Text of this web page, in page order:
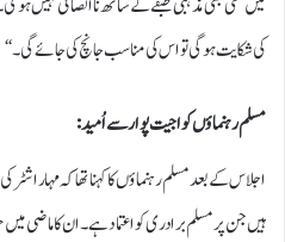
کی شکایت ہوگی تو اس کی مناسب جانچ کی جائے گی۔‘‘
مسلم رہنماؤں کو اجیت پوار سے اُمید:
اجلاس کے بعد مسلم رہنماؤں کا کہنا تھا کہ
ہیں جن پر مسلم برادری کو اعتماد ہے۔ ان کا ماضی